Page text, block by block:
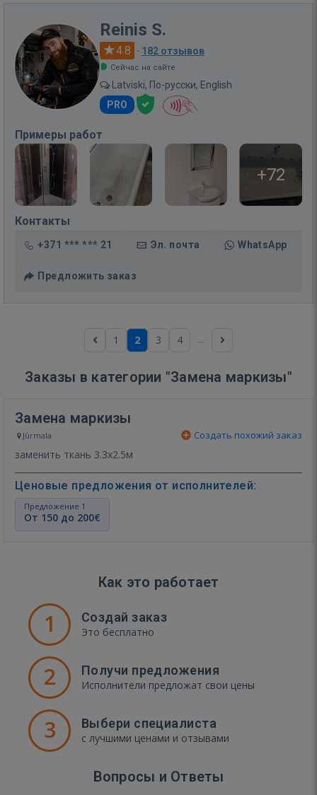
Reinis S.
4.8 · 182 отзывов
Сейчас на сайте
Latviski, По-русски, English
PRO
Примеры работ
+72
Контакты
+371 *** *** 21 Эл. почта WhatsApp
Предложить заказ
1 2 3 4 ...
Заказы в категории "Замена маркизы"
Замена маркизы
Jūrmala Создать похожий заказ
заменить ткань 3.3х2.5м
Ценовые предложения от исполнителей:
Предложение 1
От 150 до 200€
Как это работает
1 Создай заказ
Это бесплатно
2 Получи предложения
Исполнители предложат свои цены
3 Выбери специалиста
с лучшими ценами и отзывами
Вопросы и Ответы